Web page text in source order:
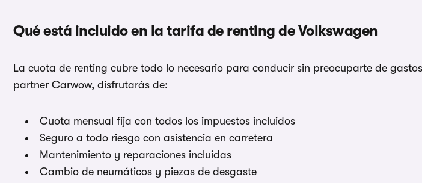
Qué está incluido en la tarifa de renting de Volkswagen
La cuota de renting cubre todo lo necesario para conducir sin preocuparte de
partner Carwow, disfrutarás de:
Cuota mensual fija con todos los impuestos incluidos
Seguro a todo riesgo con asistencia en carretera
Mantenimiento y reparaciones incluidas
Cambio de neumáticos y piezas de desgaste